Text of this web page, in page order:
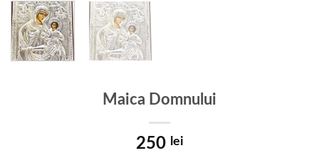
Maica Domnului
250 lei